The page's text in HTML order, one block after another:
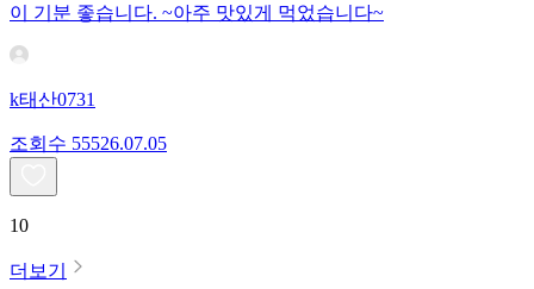
이 기분 좋습니다. ~아주 맛있게 먹었습니다~
k태산0731
조회수 55526.07.05
10
더보기